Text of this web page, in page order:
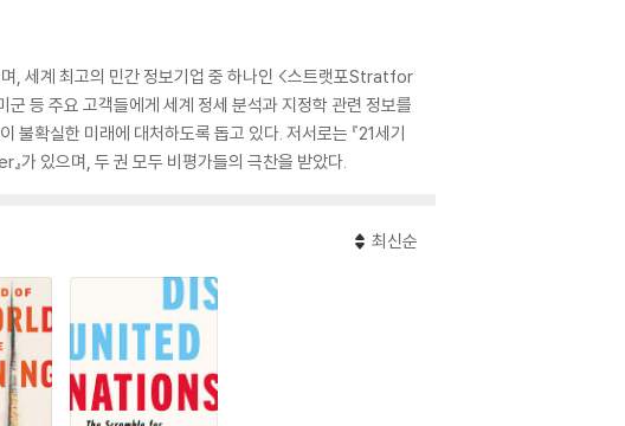
, 세계 최고의 민간 정보기업 중 하나인 <스트랫포Stratfor
등 주요 고객들에게 세계 정세 분석과 지정학 관련 정보를
확실한 미래에 대처하도록 돕고 있다. 저서로는 『21세기
있으며, 두 권 모두 비평가들의 극찬을 받았다.
최신순